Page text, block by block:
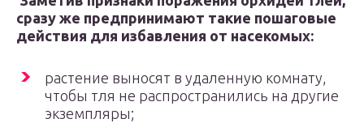
сразу же предпринимают такие пошаговые
действия для избавления от насекомых:
растение выносят в удаленную комнату,
чтобы тля не распространились на другие
экземпляры;